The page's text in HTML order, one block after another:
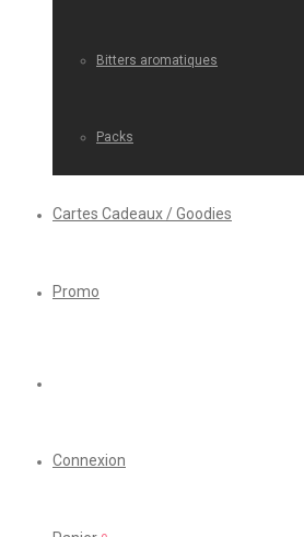
Bitters aromatiques
Packs
Cartes Cadeaux / Goodies
Promo
Connexion